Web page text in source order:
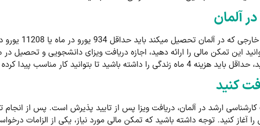
آلمان
بر اساس
این تمکن مالی را ارائه دهید، اجازه دریافت ویزای دانشجویی و تحصیل
مناسب پیدا کرده و یا بورسیه دریافت کنید.
کنید
ارشد در آلمان، دریافت ویزا پس از تایید پذیرش است. پس از انجام
آغاز کنید. توجه داشته باشید که تمکن مالی مورد نیاز، یکی از الزامات